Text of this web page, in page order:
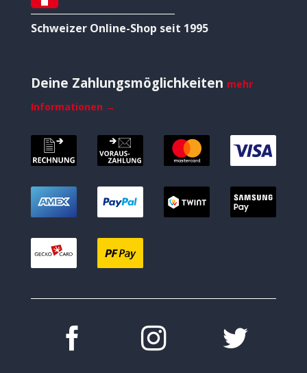
Schweizer Online-Shop seit 1995
Deine Zahlungsmöglichkeiten mehr
Informationen →